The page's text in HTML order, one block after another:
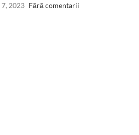
2023 Fără comentarii